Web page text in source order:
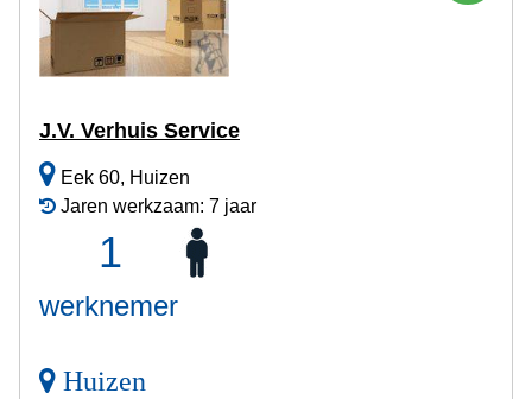
J.V. Verhuis Service
Eek 60, Huizen
Jaren werkzaam: 7 jaar
1
werknemer
Huizen